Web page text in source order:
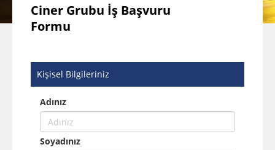
Ciner Grubu İş Başvuru
Formu
Kişisel Bilgileriniz
Adınız
Soyadınız